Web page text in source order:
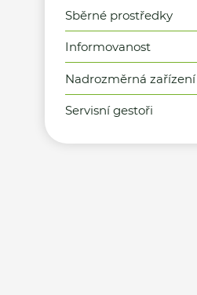
Sběrné prostředky
Informovanost
Nadrozměrná zařízení
Servisní gestoři